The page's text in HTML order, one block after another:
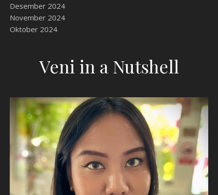
Desember 2024
November 2024
Oktober 2024
Veni in a Nutshell